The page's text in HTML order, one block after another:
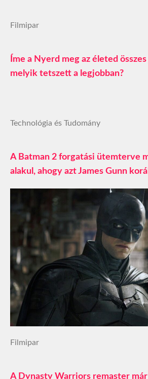
Filmipar
Íme a Nyerd meg az életed
melyik tetszett a legjobban?
Technológia és Tudomány
A Batman 2 forgatási ütemterve
alakul, ahogy azt James Gunn
Filmipar
A Dynasty Warriors remaster